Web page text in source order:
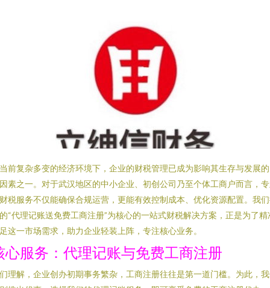
前复杂多变的经济环境下，企业的财税管理已成为影响其生存与发展
素之一。对于武汉地区的中小企业、初创公司乃至个体工商户而言，
税服务不仅能确保合规运营，更能有效控制成本、优化资源配置。我
“代理记账送免费工商注册”为核心的一站式财税解决方案，正是为了精
这一市场需求，助力企业轻装上阵，专注核心业务。
心服务：代理记账与免费工商注册
理解，企业创办初期事务繁杂，工商注册往往是第一道门槛。为此，